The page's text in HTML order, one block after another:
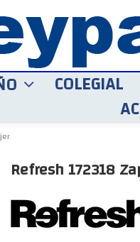
COLEGIAL
Refresh 172318